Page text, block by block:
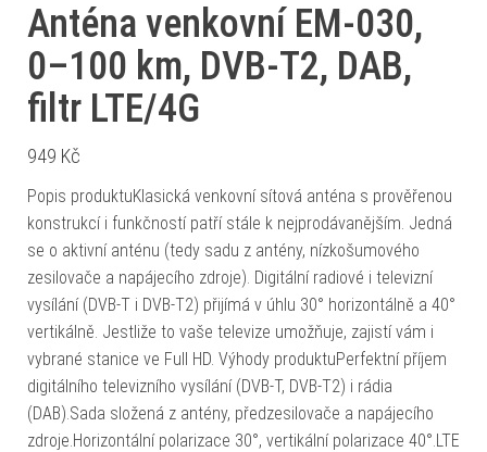
Anténa venkovní EM-030,
0–100 km, DVB-T2, DAB,
filtr LTE/4G
949 Kč
Popis produktuKlasická venkovní sítová anténa s prověřenou
konstrukcí i funkčností patří stále k nejprodávanějším. Jedná
se o aktivní anténu (tedy sadu z antény, nízkošumového
zesilovače a napájecího zdroje). Digitální radiové i televizní
vysílání (DVB-T i DVB-T2) přijímá v úhlu 30° horizontálně a 40°
vertikálně. Jestliže to vaše televize umožňuje, zajistí vám i
vybrané stanice ve Full HD. Výhody produktuPerfektní příjem
digitálního televizního vysílání (DVB-T, DVB-T2) i rádia
(DAB).Sada složená z antény, předzesilovače a napájecího
zdroje.Horizontální polarizace 30°, vertikální polarizace 40°.LTE